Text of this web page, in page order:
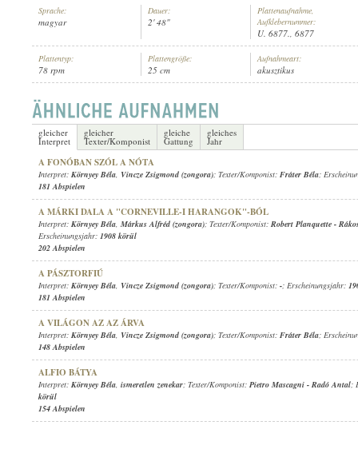
Sprache:
magyar
Dauer:
2' 48"
Plattenaufnahme,
Aufklebernummer:
U. 6877., 6877
Plattentyp:
78 rpm
Plattengröße:
25 cm
Aufnahmeart:
akusztikus
gleicher
Interpret
gleicher
Texter/Komponist
gleiche
Gattung
gleiches
Jahr
A FONÓBAN SZÓL A NÓTA
Interpret: Környey Béla, Vincze Zsigmond (zongora); Texter/Komponist: Fráter Béla;
181 Abspielen
A MÁRKI DALA A "CORNEVILLE-I HARANGOK"-BÓL
Interpret: Környey Béla, Márkus Alfréd (zongora); Texter/Komponist: Robert Planquette -
Erscheinungsjahr: 1908 körül
202 Abspielen
A PÁSZTORFIÚ
Interpret: Környey Béla, Vincze Zsigmond (zongora); Texter/Komponist: -; Erscheinungsjahr:
181 Abspielen
A VILÁGON AZ AZ ÁRVA
Interpret: Környey Béla, Vincze Zsigmond (zongora); Texter/Komponist: Fráter Béla;
148 Abspielen
ALFIO BÁTYA
Interpret: Környey Béla, ismeretlen zenekar; Texter/Komponist: Pietro Mascagni - Radó Antal;
körül
154 Abspielen